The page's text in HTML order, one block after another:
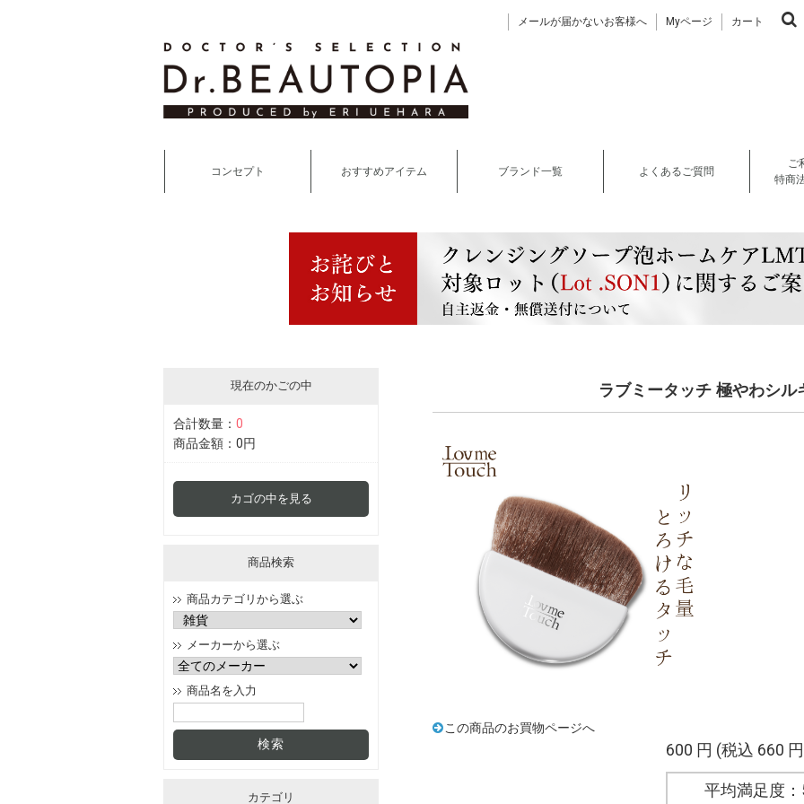
メールが届かないお客様へ Myページ カート
コンセプト おすすめアイテム ブランド一覧 よくあるご質問
ご
特商
現在のかごの中
合計数量： 0
商品金額： 0円
カゴの中を見る
商品検索
商品カテゴリから選ぶ
メーカーから選ぶ
商品名を入力
カテゴリ
ラブミータッチ 極やわシル
この商品のお買物ページへ
600 円 (税込 660
平均満足度